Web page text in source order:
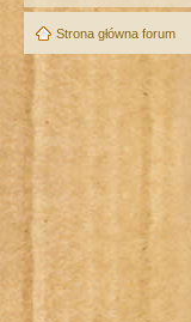
Strona główna forum